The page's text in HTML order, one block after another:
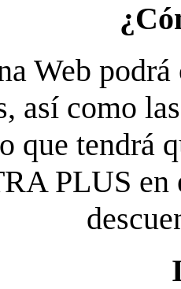
Web
así como
que tendrá
PLUS en